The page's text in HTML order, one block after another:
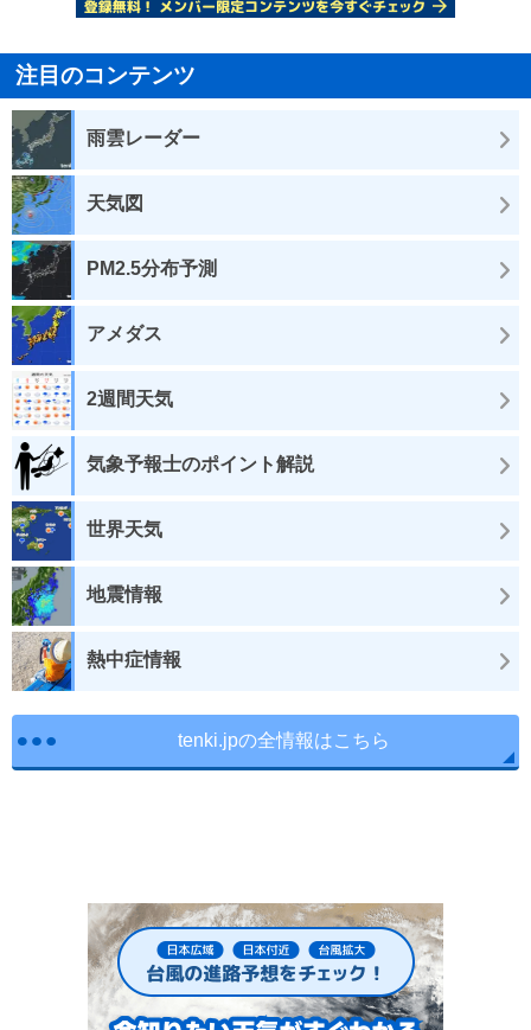
注目のコンテンツ
雨雲レーダー
天気図
PM2.5分布予測
アメダス
2週間天気
気象予報士のポイント解説
世界天気
地震情報
熱中症情報
tenki.jpの全情報はこちら